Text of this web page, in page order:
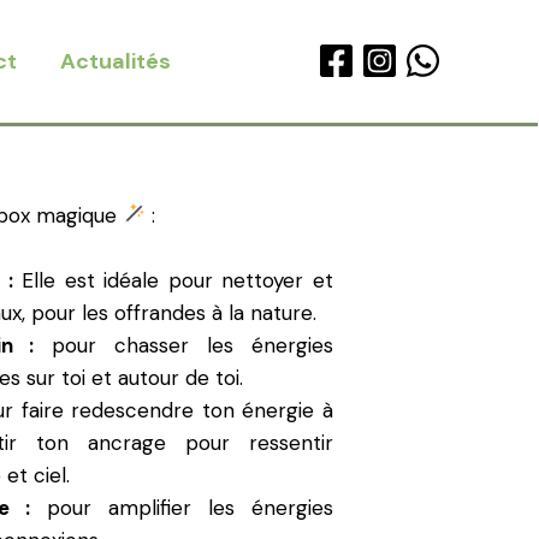
Actualités
magique :
:Elle est idéale pour nettoyer et
pour les offrandes à la nature.
: pour chasser les énergies
sur toi et autour de toi.
faire redescendre ton énergie à
ton ancrage pour ressentir
et ciel.
:pour amplifier les énergies